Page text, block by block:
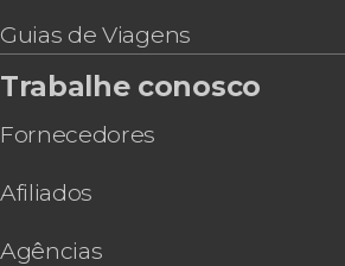
Guias de Viagens
Trabalhe conosco
Fornecedores
Afiliados
Agências